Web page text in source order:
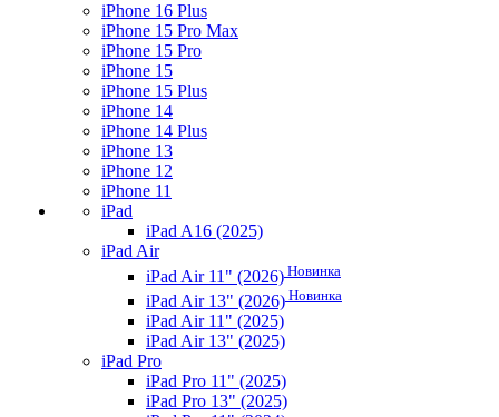
iPhone 16 Plus
iPhone 15 Pro Max
iPhone 15 Pro
iPhone 15
iPhone 15 Plus
iPhone 14
iPhone 14 Plus
iPhone 13
iPhone 12
iPhone 11
iPad
iPad A16 (2025)
iPad Air
iPad Air 11" (2026) Новинка
iPad Air 13" (2026) Новинка
iPad Air 11" (2025)
iPad Air 13" (2025)
iPad Pro
iPad Pro 11" (2025)
iPad Pro 13" (2025)